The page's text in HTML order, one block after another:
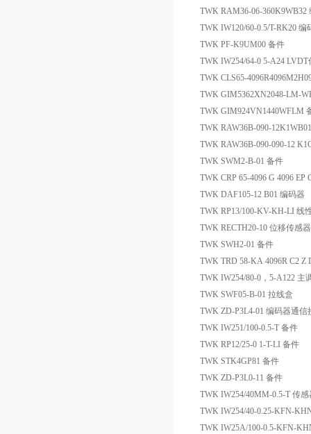
TWK RAM36-06-360K9WB32
TWK IW120/60-0.5/T-RK20 编
TWK PF-K9UM00 备件
TWK IW254/64-0 5-A24 LVDT
TWK CLS65-
TWK GIM5362XN2048-LM-
TWK GIM924VN1440WFLM
TWK RAW36B-090-
TWK RAW36B-090-090-12
TWK SWM2-B-01 备件
TWK CRP 65-4096 G 4096 EP
TWK DAF105-12 B01 编码器
TWK RP13/100-KV-KH-LI 线
TWK RECTH20-10 位移传感器
TWK SWH2-01 备件
TWK TRD 58-KA 4096R C2 Z
TWK IW254/80-0，5-A122 主
TWK SWF05-B-01 拉线盒
TWK ZD-P3L4-01 编码器通信
TWK IW251/100-0.5-T 备件
TWK RP12/25-0 1-T-LI 备件
TWK STK4GP81 备件
TWK ZD-P3L0-11 备件
TWK IW254/40MM-0.5-T 传感
TWK IW254/40-0.25-KFN-
TWK IW25A/100-0.5-KFN-